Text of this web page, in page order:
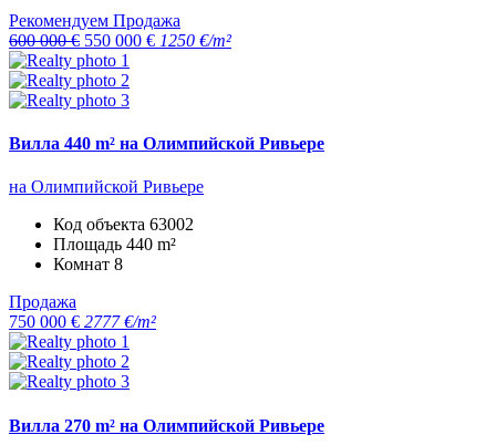
Рекомендуем Продажа
600 000 € 550 000 € 1250 €/m²
Вилла 440 m² на Олимпийской Ривьере
на Олимпийской Ривьере
Код объекта 63002
Площадь 440 m²
Комнат 8
Продажа
750 000 € 2777 €/m²
Вилла 270 m² на Олимпийской Ривьере